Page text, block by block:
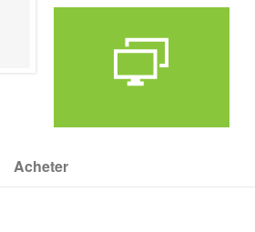
Marque
Telestar
Acheter